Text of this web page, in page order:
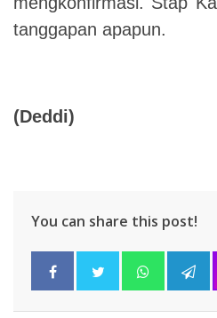
tanggapan apapun.
(Deddi)
You can share this post!